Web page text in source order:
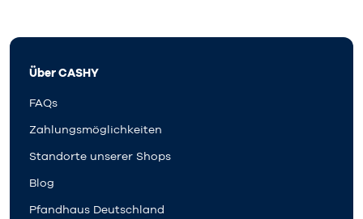
Über CASHY
FAQs
Zahlungsmöglichkeiten
Standorte unserer Shops
Blog
Pfandhaus Deutschland